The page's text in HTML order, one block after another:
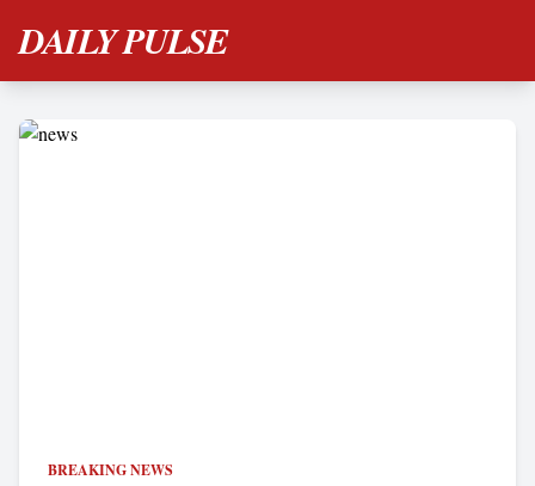
DAILY PULSE
BREAKING NEWS